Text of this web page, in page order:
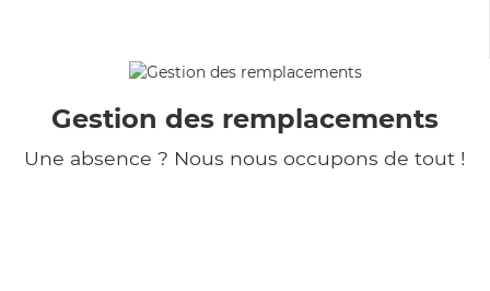
Gestion des remplacements
Une absence ? Nous nous occupons de tout !